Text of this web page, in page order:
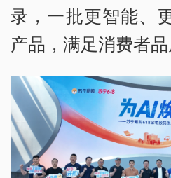
录，一批更智能、
产品，满足消费者品